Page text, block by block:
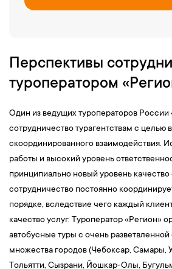
Перспективы
туроператором
Один из ведущих туроператоров России
сотрудничество турагентствам с целью
скоординированного взаимодействия.
работы и высокий уровень
принципиально новый уровень
сотрудничество постоянно
порядке, вследствие чего каждый
качество услуг. Туроператор «Регион»
автобусные туры с очень
множества городов (Чебоксар, Самары,
Тольятти, Сызрани, Йошкар-Олы,